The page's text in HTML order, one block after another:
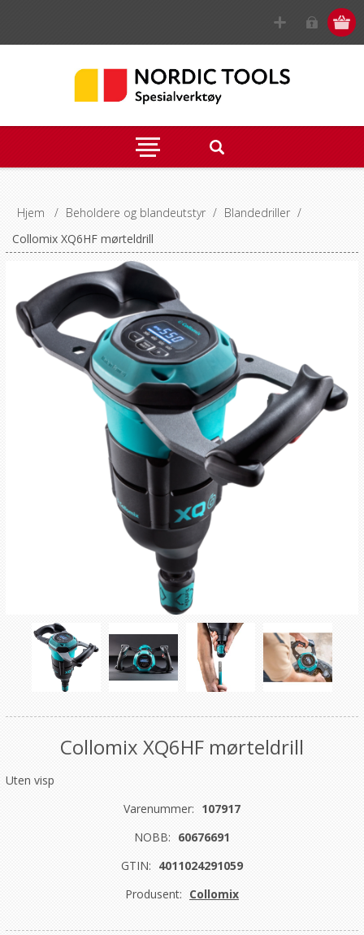
Hjem / Beholdere og blandeutstyr / Blandedriller /
Collomix XQ6HF mørteldrill
Collomix XQ6HF mørteldrill
Uten visp
Varenummer: 107917
NOBB: 60676691
GTIN: 4011024291059
Produsent: Collomix